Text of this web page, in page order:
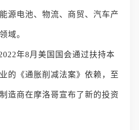
源电池、物流、商贸、汽车产
域。
年8月美国国会通过扶持本
的《通胀削减法案》依赖，至
造商在摩洛哥宣布了新的投资